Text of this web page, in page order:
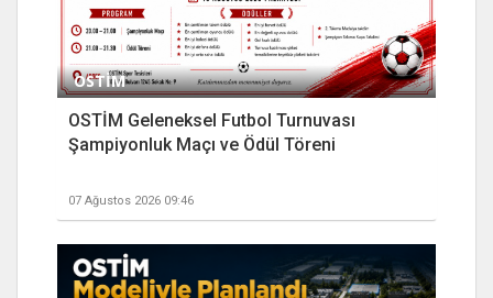
OSTİM
OSTİM Geleneksel Futbol Turnuvası
Şampiyonluk Maçı ve Ödül Töreni
07 Ağustos 2026 09:46